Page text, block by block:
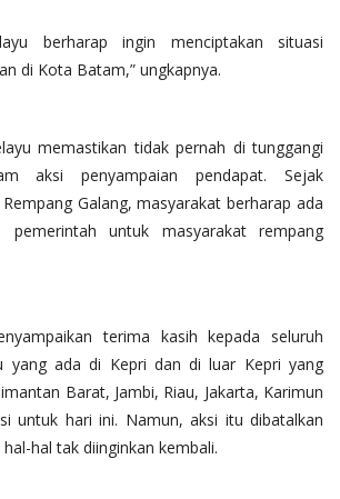
berharap ingin menciptakan situasi
di Kota Batam,” ungkapnya.
memastikan tidak pernah di tunggangi
aksi penyampaian pendapat. Sejak
Galang, masyarakat berharap ada
untuk masyarakat rempang
terima kasih kepada seluruh
yang ada di Kepri dan di luar Kepri yang
Barat, Jambi, Riau, Jakarta, Karimun
untuk hari ini. Namun, aksi itu dibatalkan
hal tak diinginkan kembali.